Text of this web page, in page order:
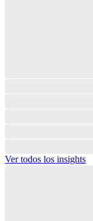
Ver todos los insights